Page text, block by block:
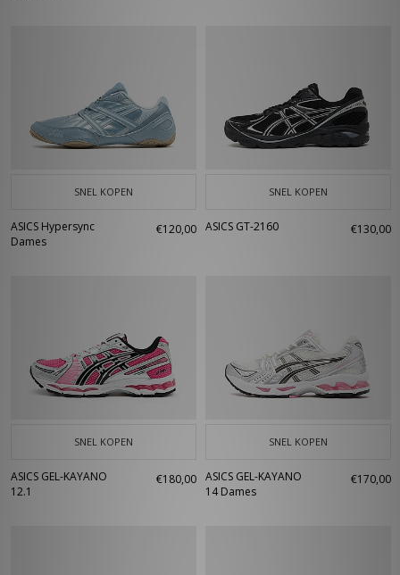
SNEL KOPEN
ASICS Hypersync
Dames
€120,00
SNEL KOPEN
ASICS GT-2160 €130,00
SNEL KOPEN
ASICS GEL-KAYANO
12.1
€180,00
SNEL KOPEN
ASICS GEL-KAYANO
14 Dames
€170,00